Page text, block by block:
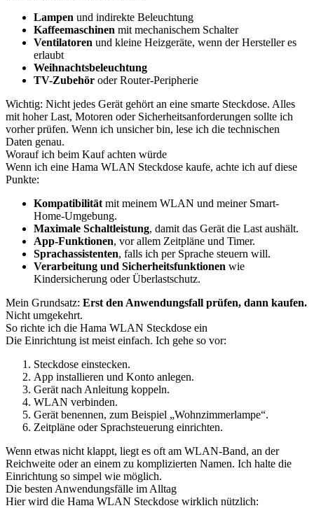
Lampen und indirekte Beleuchtung
Kaffeemaschinen mit mechanischem Schalter
Ventilatoren und kleine Heizgeräte, wenn der Hersteller es
erlaubt
Weihnachtsbeleuchtung
TV-Zubehör oder Router-Peripherie
Wichtig: Nicht jedes Gerät gehört an eine smarte Steckdose. Alles
mit hoher Last, Motoren oder Sicherheitsanforderungen sollte ich
vorher prüfen. Wenn ich unsicher bin, lese ich die technischen
Daten genau.
Worauf ich beim Kauf achten würde
Wenn ich eine Hama WLAN Steckdose kaufe, achte ich auf diese
Punkte:
Kompatibilität mit meinem WLAN und meiner Smart-
Home-Umgebung.
Maximale Schaltleistung, damit das Gerät die Last aushält.
App-Funktionen, vor allem Zeitpläne und Timer.
Sprachassistenten, falls ich per Sprache steuern will.
Verarbeitung und Sicherheitsfunktionen wie
Kindersicherung oder Überlastschutz.
Mein Grundsatz: Erst den Anwendungsfall prüfen, dann kaufen.
Nicht umgekehrt.
So richte ich die Hama WLAN Steckdose ein
Die Einrichtung ist meist einfach. Ich gehe so vor:
Steckdose einstecken.
App installieren und Konto anlegen.
Gerät nach Anleitung koppeln.
WLAN verbinden.
Gerät benennen, zum Beispiel „Wohnzimmerlampe“.
Zeitpläne oder Sprachsteuerung einrichten.
Wenn etwas nicht klappt, liegt es oft am WLAN-Band, an der
Reichweite oder an einem zu komplizierten Namen. Ich halte die
Einrichtung so simpel wie möglich.
Die besten Anwendungsfälle im Alltag
Hier wird die Hama WLAN Steckdose wirklich nützlich: